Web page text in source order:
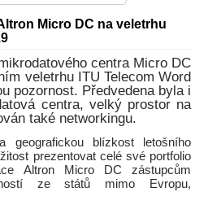
Micro DC na veletrhu
centra Micro DC
veletrhu ITU Telecom Word
pozornost. Předvedena byla i
centra, velký prostor na
také networkingu.
geografickou blízkost letošního
prezentovat celé své portfolio
Altron Micro DC zástupcům
ze států mimo Evropu,